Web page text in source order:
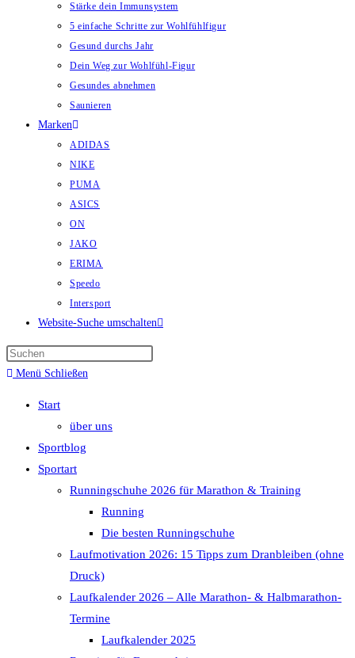
Stärke dein Immunsystem
5 einfache Schritte zur Wohlfühlfigur
Gesund durchs Jahr
Dein Weg zur Wohlfühl-Figur
Gesundes abnehmen
Saunieren
Marken
ADIDAS
NIKE
PUMA
ASICS
ON
JAKO
ERIMA
Speedo
Intersport
Website-Suche umschalten
Menü Schließen
Start
über uns
Sportblog
Sportart
Runningschuhe 2026 für Marathon & Training
Running
Die besten Runningschuhe
Laufmotivation 2026: 15 Tipps zum Dranbleiben (ohne
Druck)
Laufkalender 2026 – Alle Marathon- & Halbmarathon-
Termine
Laufkalender 2025